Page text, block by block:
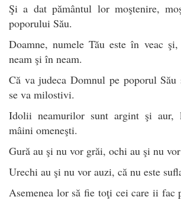
Şi a dat pământul lor moştenire,
poporului Său.
Doamne, numele Tău este în veac
neam şi în neam.
Că va judeca Domnul pe poporul
se va milostivi.
Idolii neamurilor sunt argint şi aur,
mâini omeneşti.
Gură au şi nu vor grăi, ochi au şi nu vor
Urechi au şi nu vor auzi, că nu este
Asemenea lor să fie toţi cei care ii fac